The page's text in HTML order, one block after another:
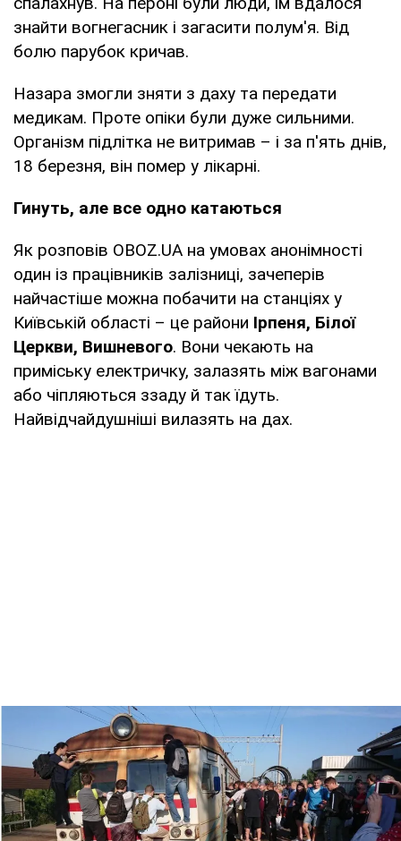
знайти вогнегасник і загасити полум'я. Від
болю парубок кричав.
Назара змогли зняти з даху та передати
медикам. Проте опіки були дуже сильними.
Організм підлітка не витримав – і за п'ять днів,
18 березня, він помер у лікарні.
Гинуть, але все одно катаються
Як розповів OBOZ.UA на умовах анонімності
один із працівників залізниці, зачеперів
найчастіше можна побачити на станціях у
Київській області – це райони Ірпеня, Білої
Церкви, Вишневого. Вони чекають на
приміську електричку, залазять між вагонами
або чіпляються ззаду й так їдуть.
Найвідчайдушніші вилазять на дах.